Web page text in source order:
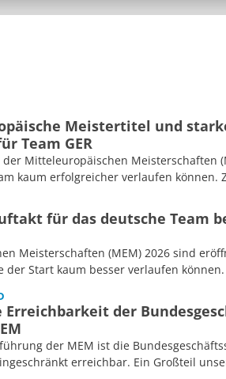
Meistertitel und
Team GER
Mitteleuropäischen Meisterschaften
kaum erfolgreicher verlaufen können.
für das deutsche Team
Meisterschaften (MEM) 2026 sind
der Start kaum besser verlaufen können.
Erreichbarkeit der
der MEM ist die
erreichbar. Ein Großteil